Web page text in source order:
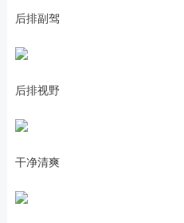
后排副驾
后排视野
干净清爽